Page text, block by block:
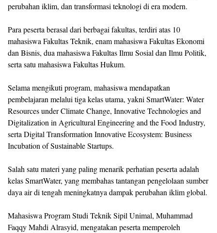
perubahan iklim, dan transformasi teknologi di era modern.
Para peserta berasal dari berbagai fakultas, terdiri atas 10
mahasiswa Fakultas Teknik, enam mahasiswa Fakultas Ekonomi
dan Bisnis, dua mahasiswa Fakultas Ilmu Sosial dan Ilmu Politik,
serta satu mahasiswa Fakultas Hukum.
Selama mengikuti program, mahasiswa mendapatkan
pembelajaran melalui tiga kelas utama, yakni SmartWater: Water
Resources under Climate Change, Innovative Technologies and
Digitalization in Agricultural Engineering and the Food Industry,
serta Digital Transformation Innovative Ecosystem: Business
Incubation of Sustainable Startups.
Salah satu materi yang paling menarik perhatian peserta adalah
kelas SmartWater, yang membahas tantangan pengelolaan sumber
daya air di tengah meningkatnya dampak perubahan iklim global.
Mahasiswa Program Studi Teknik Sipil Unimal, Muhammad
Faqqy Mahdi Alrasyid, mengatakan peserta memperoleh